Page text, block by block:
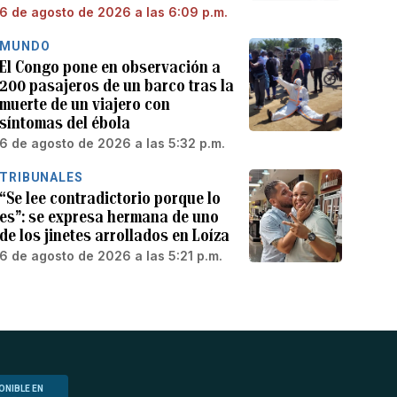
6 de agosto de 2026 a las 6:09 p.m.
MUNDO
El Congo pone en observación a
200 pasajeros de un barco tras la
muerte de un viajero con
síntomas del ébola
6 de agosto de 2026 a las 5:32 p.m.
TRIBUNALES
“Se lee contradictorio porque lo
es”: se expresa hermana de uno
de los jinetes arrollados en Loíza
6 de agosto de 2026 a las 5:21 p.m.
EN